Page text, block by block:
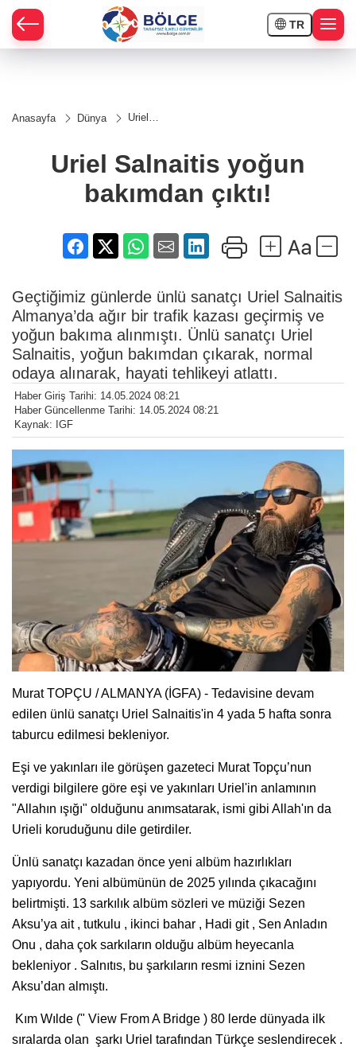
TR
Anasayfa Dünya
Uriel
bakımdan
çıktı!
Uriel Salnaitis yoğun
bakımdan çıktı!
Geçtiğimiz günlerde ünlü sanatçı Uriel Salnaitis
Almanya’da ağır bir trafik kazası geçirmiş ve
yoğun bakıma alınmıştı. Ünlü sanatçı Uriel
Salnaitis, yoğun bakımdan çıkarak, normal
odaya alınarak, hayati tehlikeyi atlattı.
Haber Giriş Tarihi: 14.05.2024 08:21
Haber Güncellenme Tarihi: 14.05.2024 08:21
Kaynak: IGF
Murat TOPÇU / ALMANYA (İGFA) - Tedavisine devam
edilen ünlü sanatçı Uriel Salnaitis'in 4 yada 5 hafta sonra
taburcu edilmesi bekleniyor.
Eşi ve yakınları ile görüşen gazeteci Murat Topçu’nun
verdigi bilgilere göre eşi ve yakınları Uriel'in anlamının
"Allahın ışığı" olduğunu anımsatarak, ismi gibi Allah'ın da
Urieli koruduğunu dile getirdiler.
Ünlü sanatçı kazadan önce yeni albüm hazırlıkları
yapıyordu. Yeni albümünün de 2025 yılında çıkacağını
belirtmişti. 13 sarkılık albüm sözleri ve müziği Sezen
Aksu’ya ait , tutkulu , ikinci bahar , Hadi git , Sen Anladın
Onu , daha çok sarkıların olduğu albüm heyecanla
bekleniyor . Salnıtıs, bu şarkıların resmi iznini Sezen
Aksu’dan almıştı.
Kım Wılde (" View From A Bridge ) 80 lerde dünyada ilk
sıralarda olan şarkı Uriel tarafından Türkçe seslendirecek .